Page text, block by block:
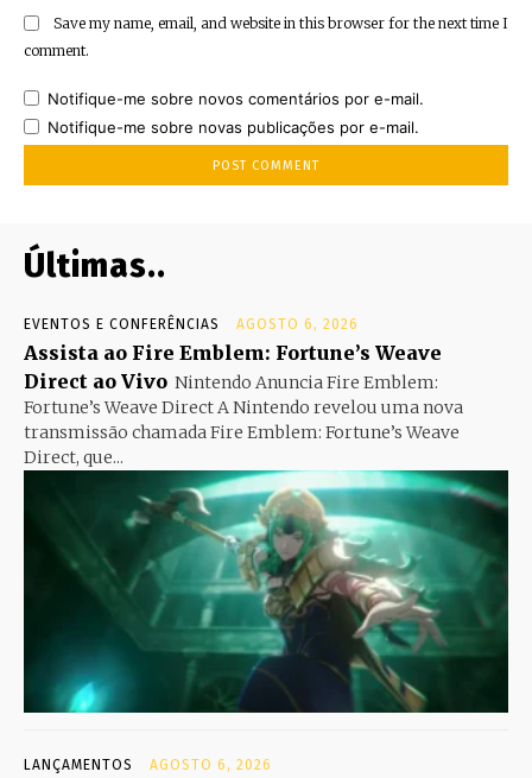
Save my name, email, and website in this browser for the next time I
comment.
Notifique-me sobre novos comentários por e-mail.
Notifique-me sobre novas publicações por e-mail.
Últimas..
EVENTOS E CONFERÊNCIAS AGOSTO 6, 2026
Assista ao Fire Emblem: Fortune’s Weave
Direct ao Vivo Nintendo Anuncia Fire Emblem:
Fortune’s Weave Direct A Nintendo revelou uma nova
transmissão chamada Fire Emblem: Fortune’s Weave
Direct, que...
LANÇAMENTOS AGOSTO 6, 2026